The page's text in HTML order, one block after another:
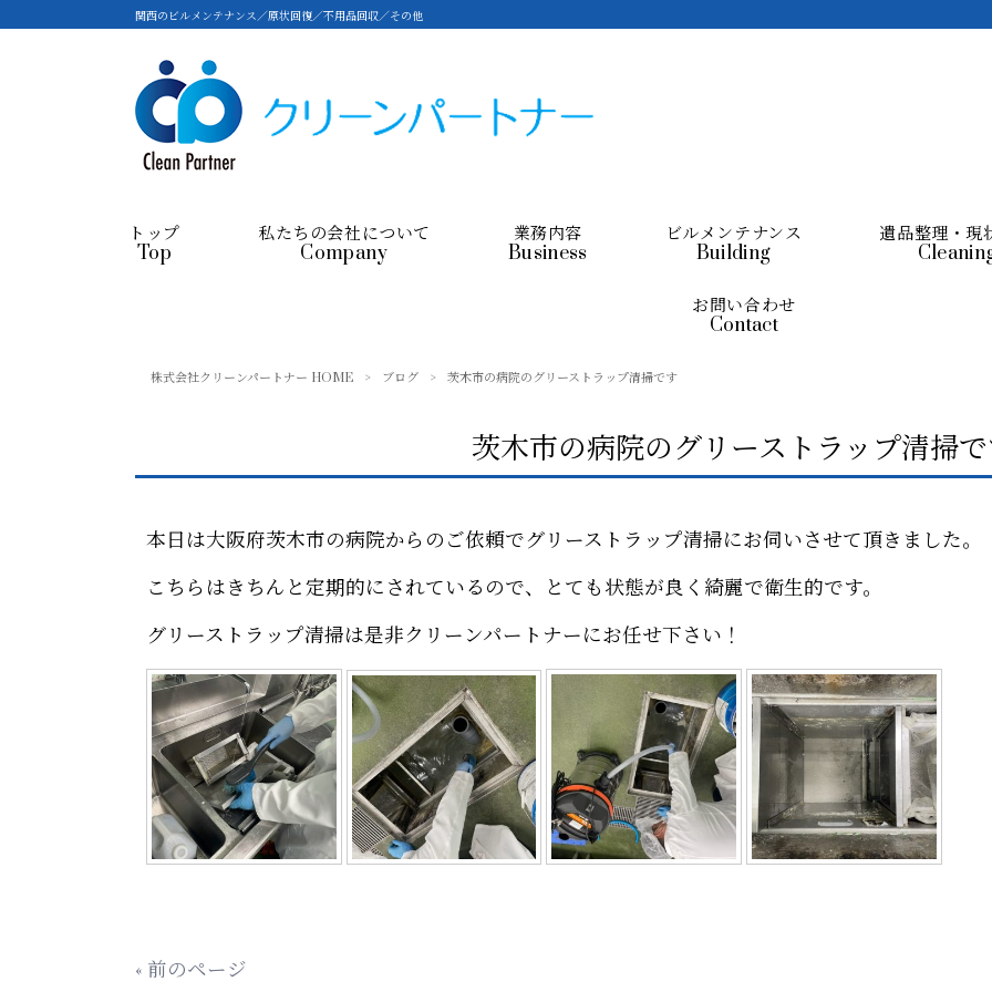
関西のビルメンテナンス／原状回復／不用品回収／その他
トップ
Top
私たちの会社について
Company
業務内容
Business
ビルメンテナンス
Building
遺品整理・現
お問い合わせ
Contact
株式会社クリーンパートナー HOME > ブログ > 茨木市の病院のグリーストラップ清掃です
茨木市の病院のグリーストラップ清掃
本日は大阪府茨木市の病院からのご依頼でグリーストラップ清掃にお伺いさせて頂きました。
こちらはきちんと定期的にされているので、とても状態が良く綺麗で衛生的です。
グリーストラップ清掃は是非クリーンパートナーにお任せ下さい！
« 前のページ